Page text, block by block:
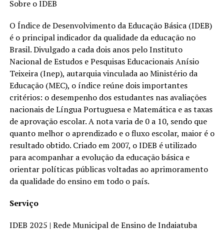
Sobre o IDEB
O Índice de Desenvolvimento da Educação Básica (IDEB)
é o principal indicador da qualidade da educação no
Brasil. Divulgado a cada dois anos pelo Instituto
Nacional de Estudos e Pesquisas Educacionais Anísio
Teixeira (Inep), autarquia vinculada ao Ministério da
Educação (MEC), o índice reúne dois importantes
critérios: o desempenho dos estudantes nas avaliações
nacionais de Língua Portuguesa e Matemática e as taxas
de aprovação escolar. A nota varia de 0 a 10, sendo que
quanto melhor o aprendizado e o fluxo escolar, maior é o
resultado obtido. Criado em 2007, o IDEB é utilizado
para acompanhar a evolução da educação básica e
orientar políticas públicas voltadas ao aprimoramento
da qualidade do ensino em todo o país.
Serviço
IDEB 2025 | Rede Municipal de Ensino de Indaiatuba